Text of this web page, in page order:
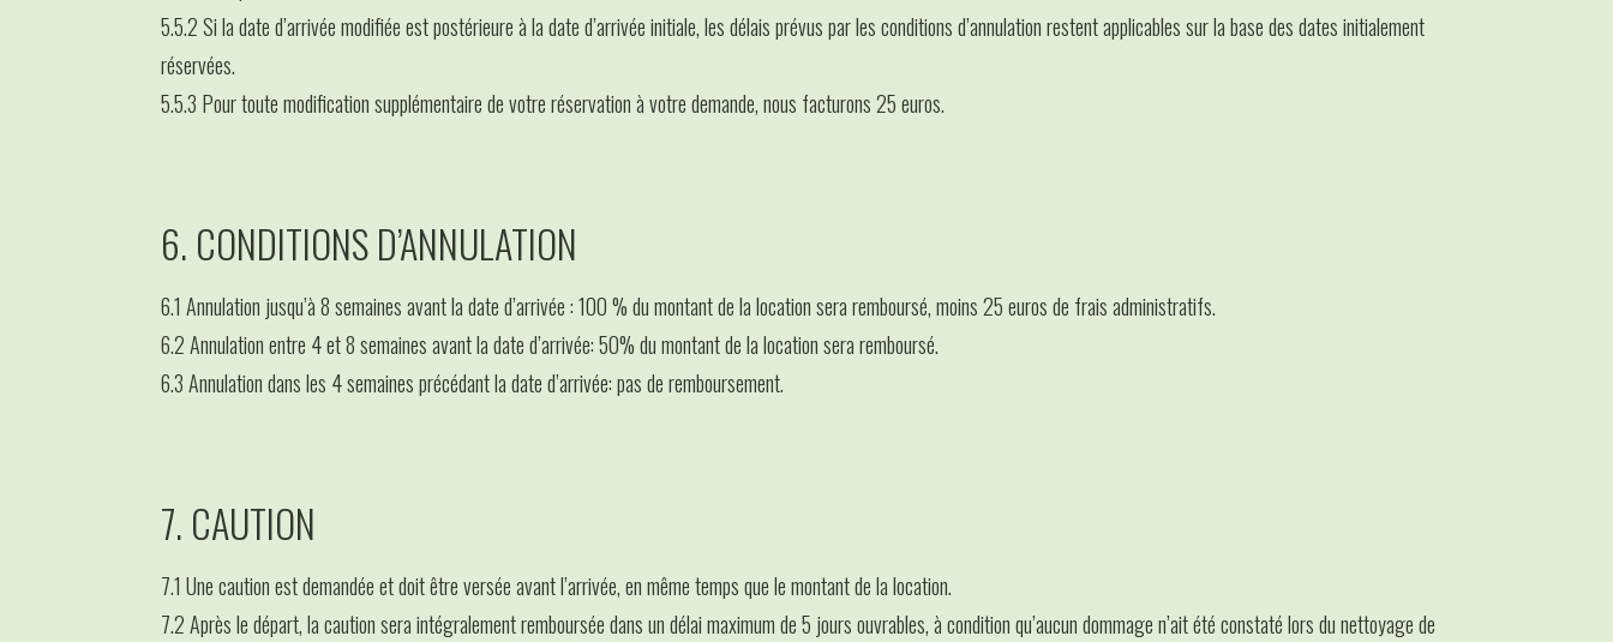
5.5.2 Si la date d’arrivée modifiée est postérieure à la date d’arrivée initiale, les délais prévus par les conditions d’annulation restent applicables sur la base des dates initialement
réservées.
5.5.3 Pour toute modification supplémentaire de votre réservation à votre demande, nous facturons 25 euros.
6. CONDITIONS D’ANNULATION
6.1 Annulation jusqu’à 8 semaines avant la date d’arrivée : 100 % du montant de la location sera remboursé, moins 25 euros de frais administratifs.
6.2 Annulation entre 4 et 8 semaines avant la date d’arrivée: 50% du montant de la location sera remboursé.
6.3 Annulation dans les 4 semaines précédant la date d’arrivée: pas de remboursement.
7. CAUTION
7.1 Une caution est demandée et doit être versée avant l’arrivée, en même temps que le montant de la location.
7.2 Après le départ, la caution sera intégralement remboursée dans un délai maximum de 5 jours ouvrables, à condition qu’aucun dommage n’ait été constaté lors du nettoyage de